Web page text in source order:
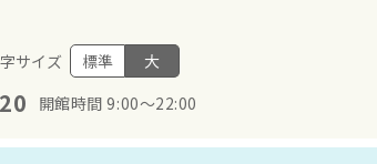
サイズ 標準 大
開館時間 9:00～22:00